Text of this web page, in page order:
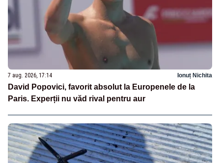
7 aug. 2026, 17:14 Ionuț Nichita
David Popovici, favorit absolut la Europenele de la
Paris. Experții nu văd rival pentru aur